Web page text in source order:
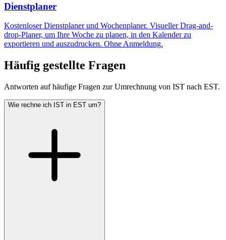
Dienstplaner
Kostenloser Dienstplaner und Wochenplaner. Visueller Drag-and-
drop-Planer, um Ihre Woche zu planen, in den Kalender zu
exportieren und auszudrucken. Ohne Anmeldung.
Häufig gestellte Fragen
Antworten auf häufige Fragen zur Umrechnung von IST nach EST.
Wie rechne ich IST in EST um?